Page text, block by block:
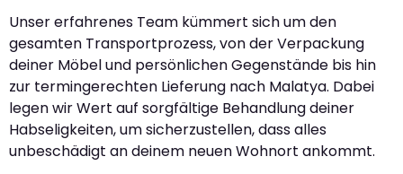
Unser erfahrenes Team kümmert sich um den
gesamten Transportprozess, von der Verpackung
deiner Möbel und persönlichen Gegenstände bis hin
zur termingerechten Lieferung nach Malatya. Dabei
legen wir Wert auf sorgfältige Behandlung deiner
Habseligkeiten, um sicherzustellen, dass alles
unbeschädigt an deinem neuen Wohnort ankommt.